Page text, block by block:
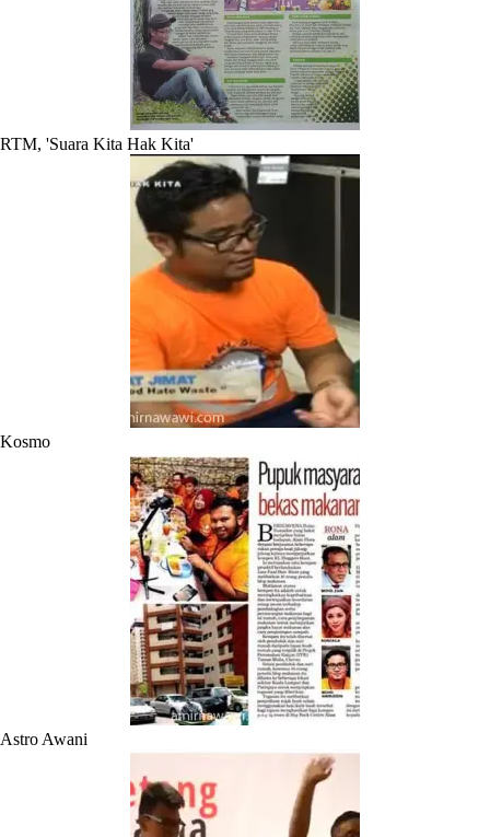
RTM, 'Suara Kita Hak Kita'
Kosmo
Astro Awani